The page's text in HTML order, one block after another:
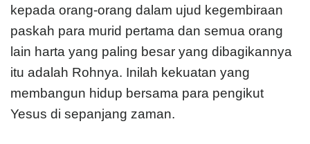
kepada orang-orang dalam ujud kegembiraan
paskah para murid pertama dan semua orang
lain harta yang paling besar yang dibagikannya
itu adalah Rohnya. Inilah kekuatan yang
membangun hidup bersama para pengikut
Yesus di sepanjang zaman.